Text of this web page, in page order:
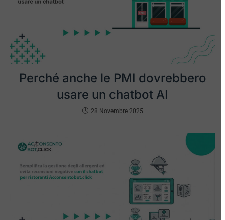
Perché anche le PMI dovrebbero
usare un chatbot AI
28 Novembre 2025